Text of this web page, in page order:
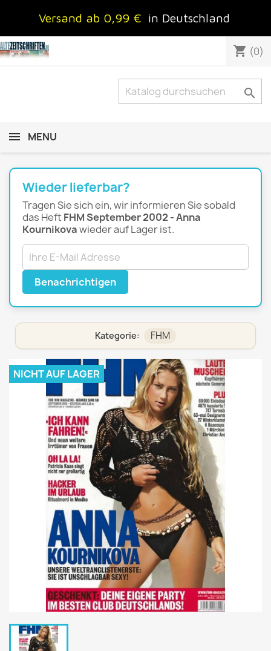
Versand ab 0,99 € in Deutschland
shopping_cart (0)

MENU
Wieder lieferbar?
Tragen Sie sich ein, wir informieren Sie sobald
das Heft FHM September 2002 - Anna
Kournikovawieder auf Lager ist.
Benachrichtigen
Kategorie: FHM
NICHT AUF LAGER